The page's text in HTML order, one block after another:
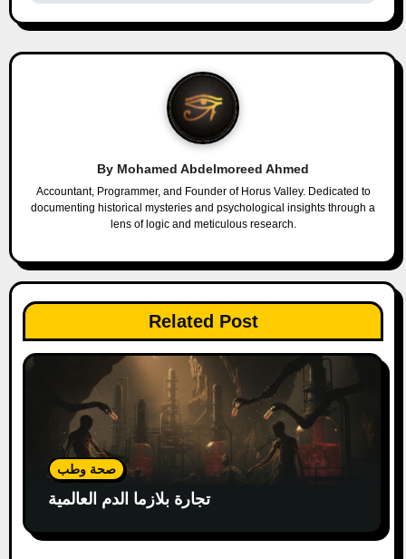
n
g
t
i
o
By Mohamed Abdelmoreed Ahmed
Accountant, Programmer, and Founder of Horus Valley. Dedicated to
documenting historical mysteries and psychological insights through a
lens of logic and meticulous research.
Related Post
صحة وطب
تجارة بلازما الدم العالمية